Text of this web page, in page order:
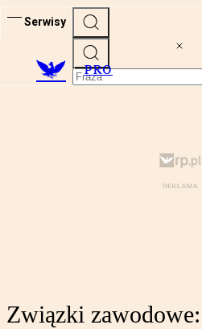
Serwisy
PRO
Związki